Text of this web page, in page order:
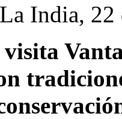
India, 22
visita